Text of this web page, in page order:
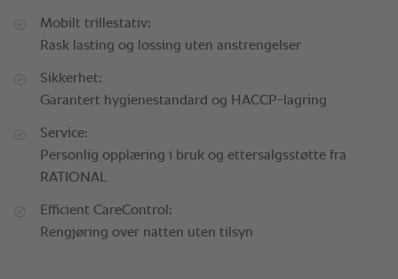
Mobilt trillestativ:
Rask lasting og lossing uten anstrengelser
Sikkerhet:
Garantert hygienestandard og HACCP-lagring
Service:
Personlig opplæring i bruk og ettersalgsstøtte fra
RATIONAL
Efficient CareControl:
Rengjøring over natten uten tilsyn